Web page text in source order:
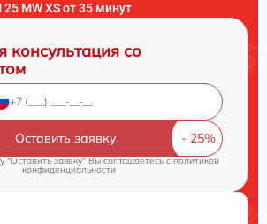
25 MW XS от 35 минут
консультация со
Оставить заявку
"Оставить заявку" Вы соглашаетесь cполитикой
конфиденциальности